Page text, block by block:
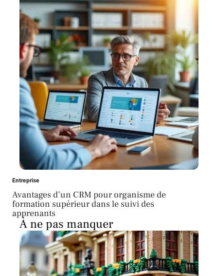
Entreprise
Avantages d’un CRM pour organisme de
formation supérieur dans le suivi des
apprenants
À ne pas manquer